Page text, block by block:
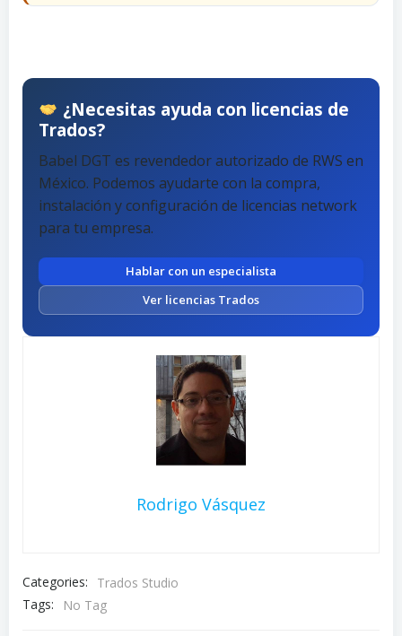
¿Necesitas ayuda con licencias de
Trados?
Babel DGT es revendedor autorizado de RWS en
México. Podemos ayudarte con la compra,
instalación y configuración de licencias network
para tu empresa.
Hablar con un especialista
Ver licencias Trados
Rodrigo Vásquez
Categories:
Trados Studio
Tags:
No Tag